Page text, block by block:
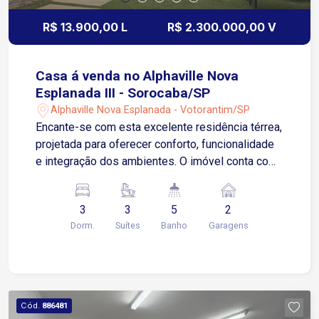
R$ 13.900,00 L R$ 2.300.000,00 V
Casa á venda no Alphaville Nova
Esplanada III - Sorocaba/SP
Alphaville Nova Esplanada - Votorantim/SP
Encante-se com esta excelente residência térrea,
projetada para oferecer conforto, funcionalidade
e integração dos ambientes. O imóvel conta com
com banheira, proporcionando privacidade e
comodidade para toda a família. A sala de estar
integrada à cozinha e espaço gourmet,criando um
para home office e despensa, garantindo melhor
organização e armazenamento. Piscina aquecida,
3
Dorm.
3
Suítes
5
Banho
2
Garagens
Cód. 886481